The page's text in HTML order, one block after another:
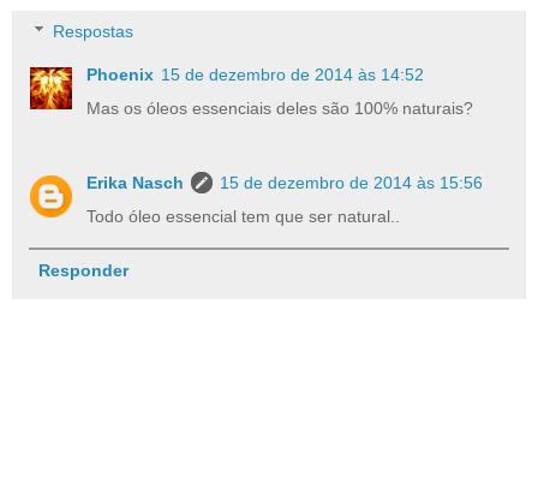
Respostas
Phoenix 15 de dezembro de 2014 às 14:52
Mas os óleos essenciais deles são 100% naturais?
Erika Nasch
15 de dezembro de 2014 às 15:56
Todo óleo essencial tem que ser natural..
Responder